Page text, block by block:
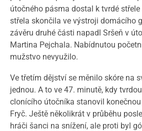
útočného pásma dostal k tvrdé
střela skončila ve výstroji domácího
závěru druhé části napadl Sršeň v
Martina Pejchala. Nabídnutou
mužstvo nevyužilo.
Ve třetím dějství se měnilo skóre na
jednou. A to ve 47. minutě, kdy
clonícího útočníka stanovil
Fryč. Ještě několikrát v průběhu
hráči šanci na snížení, ale proti byl